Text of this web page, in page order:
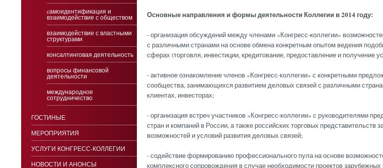
Основные направления и формы деятельности Коллегии в 2014 году:
- организация обсуждений между членами «Конгресс-коллегии»
с различными странами на основе обмена конкретным опытом ведения
сферах (торговля, инвестиции, кредитование, предоставление и получение
- активное ознакомление членов «Конгресс-коллегии» с конкретными
сообщества, занимающихся развитием деловых связей с различными
клиентах, инвесторах;
- организация встреч участников «Конгресс-коллегии» с руководителями
стран и компаний в России, а также российских торговых представительств
возможностей и условий развития деловых связей;
- содействие формированию профессионального пула на основе
комплексного сопровождения в случае необходимости проектов
cамоидентификация и
взаимодействие с обществом
взаимодействие с властными
структурами
консалтинговая деятельность
вопросы финансовой
деятельности
международное
сотрудничество
ГОСТИНЫЕ
МЕРОПРИЯТИЯ
УСЛУГИ КОНГРЕСС-КОЛЛЕГИИ
НОВОСТИ И АНОНСЫ